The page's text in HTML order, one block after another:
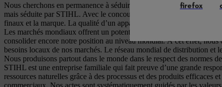
Nous cherchons en permanence à séduire les clients avec la qualité
mais séduite par STIHL. Avec le concours de nos revendeurs
finaux et la marque. La qualité d’un appareil tient à la qualité du
Les marchés mondiaux offrent un potentiel de croissance et nous
consolider encore notre position au niveau mondial. À cet effet, nous
besoins locaux de nos marchés. Le réseau mondial de distribution
Nous produisons partout dans le monde dans le respect des normes
STIHL est une entreprise familiale qui fait preuve d’une grande
ressources naturelles grâce à des processus et des produits efficaces
commerciaux. Nos actes sont systématiquement guidés par les
firefox